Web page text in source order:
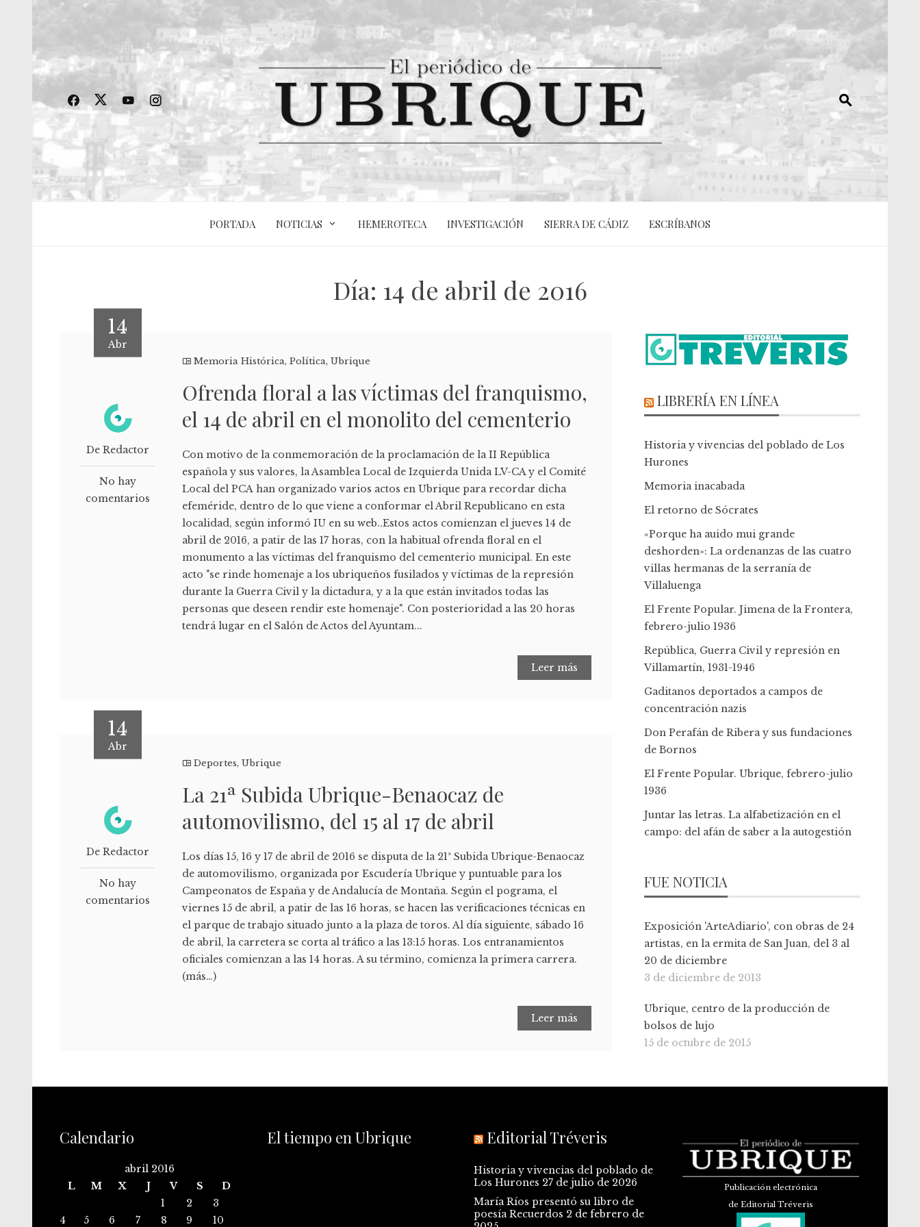
PORTADA NOTICIAS HEMEROTECA INVESTIGACIÓN SIERRA DE CÁDIZ ESCRÍBANOS
Día: 14 de abril de 2016
14
Abr
De Redactor
No hay
comentarios
Memoria Histórica,Política,Ubrique
Ofrenda floral a las víctimas del franquismo,
el 14 de abril en el monolito del cementerio
Con motivo de la conmemoración de la proclamación de la II República
española y sus valores, la Asamblea Local de Izquierda Unida LV-CA y el Comité
Local del PCA han organizado varios actos en Ubrique para recordar dicha
efeméride, dentro de lo que viene a conformar el Abril Republicano en esta
localidad, según informó IU en su web..Estos actos comienzan el jueves 14 de
abril de 2016, a patir de las 17 horas, con la habitual ofrenda floral en el
monumento a las víctimas del franquismo del cementerio municipal. En este
acto "se rinde homenaje a los ubriqueños fusilados y víctimas de la represión
durante la Guerra Civil y la dictadura, y a la que están invitados todas las
personas que deseen rendir este homenaje". Con posterioridad a las 20 horas
tendrá lugar en el Salón de Actos del Ayuntam...
Leer más
14
Abr
De Redactor
No hay
comentarios
Deportes,Ubrique
La 21ª Subida Ubrique-Benaocaz de
automovilismo, del 15 al 17 de abril
Los días 15, 16 y 17 de abril de 2016 se disputa de la 21ª Subida Ubrique-Benaocaz
de automovilismo, organizada por Escudería Ubrique y puntuable para los
Campeonatos de España y de Andalucía de Montaña. Según el pograma, el
viernes 15 de abril, a patir de las 16 horas, se hacen las verificaciones técnicas en
el parque de trabajo situado junto a la plaza de toros. Al día siguiente, sábado 16
de abril, la carretera se corta al tráfico a las 13:15 horas. Los entranamientos
oficiales comienzan a las 14 horas. A su término, comienza la primera carrera.
(más…)
Leer más
LIBRERÍA EN LÍNEA
Historia y vivencias del poblado de Los
Hurones
Memoria inacabada
El retorno de Sócrates
«Porque ha auido mui grande
deshorden»: La ordenanzas de las cuatro
villas hermanas de la serranía de
Villaluenga
El Frente Popular. Jimena de la Frontera,
febrero-julio 1936
República, Guerra Civil y represión en
Villamartín, 1931-1946
Gaditanos deportados a campos de
concentración nazis
Don Perafán de Ribera y sus fundaciones
de Bornos
El Frente Popular. Ubrique, febrero-julio
1936
Juntar las letras. La alfabetización en el
campo: del afán de saber a la autogestión
FUE NOTICIA
Exposición 'ArteAdiario', con obras de 24
artistas, en la ermita de San Juan, del 3 al
20 de diciembre
3 de diciembre de 2013
Ubrique, centro de la producción de
bolsos de lujo
15 de octubre de 2015
Calendario
abril 2016
L
M X J V S
D
1
2
3
4
5 6 7 8 9 10
El tiempo en Ubrique Editorial Tréveris
Historia y vivencias del poblado de
Los Hurones 27 de julio de 2026
María Ríos presentó su libro de
poesía Recuerdos 2 de febrero de
Publicación electrónica
de Editorial Tréveris